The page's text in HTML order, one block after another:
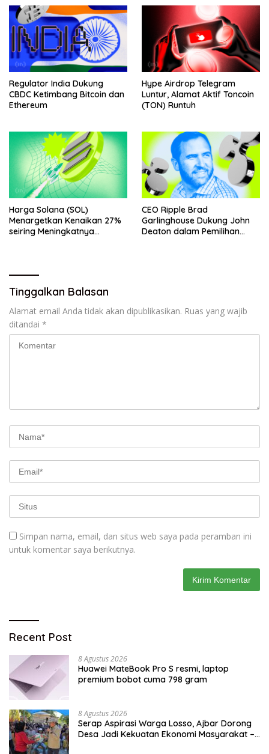
Regulator India Dukung
CBDC Ketimbang Bitcoin dan
Ethereum
Hype Airdrop Telegram
Luntur, Alamat Aktif Toncoin
(TON) Runtuh
Harga Solana (SOL)
Menargetkan Kenaikan 27%
seiring Meningkatnya
CEO Ripple Brad
Garlinghouse Dukung John
Deaton dalam Pemilihan
Tinggalkan Balasan
Alamat email Anda tidak akan dipublikasikan. Ruas yang wajib
ditandai *
Simpan nama, email, dan situs web saya pada peramban ini
untuk komentar saya berikutnya.
Recent Post
8 Agustus 2026
Huawei MateBook Pro S resmi, laptop
premium bobot cuma 798 gram
8 Agustus 2026
Serap Aspirasi Warga Losso, Ajbar Dorong
Desa Jadi Kekuatan Ekonomi Masyarakat –